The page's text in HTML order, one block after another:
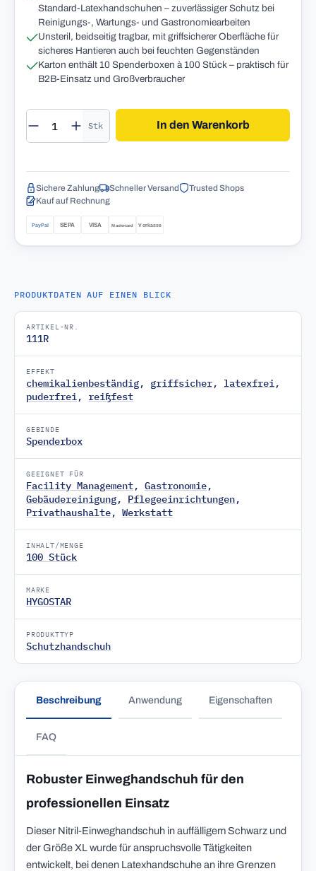
Standard-Latexhandschuhen – zuverlässiger Schutz bei
Reinigungs-, Wartungs- und Gastronomiearbeiten
Unsteril, beidseitig tragbar, mit griffsicherer Oberfläche für
sicheres Hantieren auch bei feuchten Gegenständen
Karton enthält 10 Spenderboxen à 100 Stück – praktisch für
B2B-Einsatz und Großverbraucher
Produkt Anzahl: Gib den gewünschten
Stk In den Warenkorb
Sichere Zahlung Schneller Versand
Trusted Shops
Kauf auf Rechnung
PRODUKTDATEN AUF EINEN BLICK
ARTIKEL-NR.
111R
EFFEKT
chemikalienbeständig, griffsicher, latexfrei,
puderfrei, reißfest
GEBINDE
Spenderbox
GEEIGNET FÜR
Facility Management, Gastronomie,
Gebäudereinigung, Pflegeeinrichtungen,
Privathaushalte, Werkstatt
INHALT/MENGE
100 Stück
MARKE
HYGOSTAR
PRODUKTTYP
Schutzhandschuh
Beschreibung Anwendung Eigenschaften
FAQ
Robuster Einweghandschuh für den
professionellen Einsatz
Dieser Nitril-Einweghandschuh in auffälligem Schwarz und
der Größe XL wurde für anspruchsvolle Tätigkeiten
entwickelt, bei denen Latexhandschuhe an ihre Grenzen